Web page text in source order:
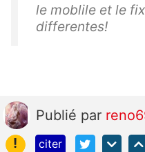
le moblile et le
differentes!
Publié par
!
citer